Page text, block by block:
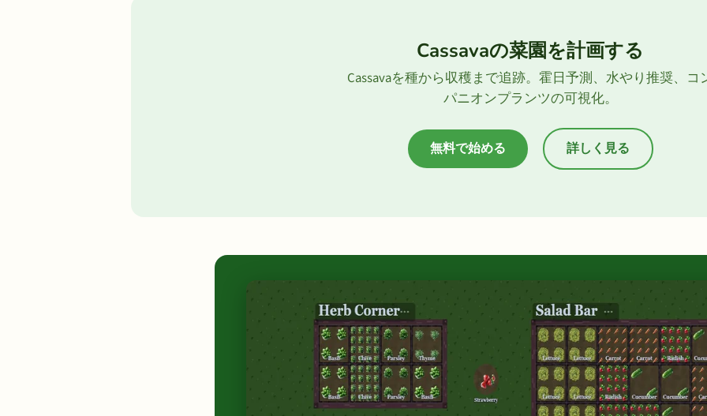
Cassavaの菜園を計画する
Cassavaを種から収穫まで追跡。霍日予測、水やり推奨、コ
パニオンプランツの可視化。
無料で始める 詳しく見る